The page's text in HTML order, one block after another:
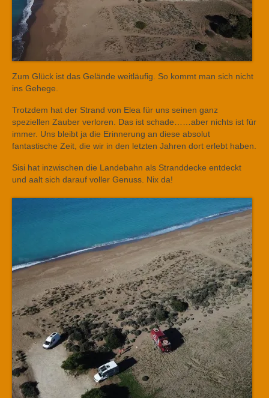
Zum Glück ist das Gelände weitläufig. So kommt man sich nicht
ins Gehege.
Trotzdem hat der Strand von Elea für uns seinen ganz
speziellen Zauber verloren. Das ist schade……aber nichts ist für
immer. Uns bleibt ja die Erinnerung an diese absolut
fantastische Zeit, die wir in den letzten Jahren dort erlebt haben.
Sisi hat inzwischen die Landebahn als Stranddecke entdeckt
und aalt sich darauf voller Genuss. Nix da!